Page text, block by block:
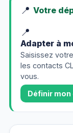
📍 Votre
📍
Adapter à
Saisissez
les contacts
vous.
Définir